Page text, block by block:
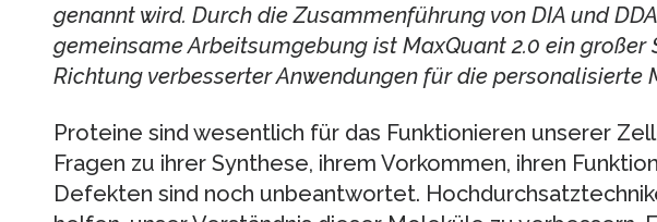
genannt wird. Durch die Zusammenführung von DIA und
gemeinsame Arbeitsumgebung ist MaxQuant 2.0 ein großer
Richtung verbesserter Anwendungen für die personalisierte
Proteine sind wesentlich für das Funktionieren unserer
Fragen zu ihrer Synthese, ihrem Vorkommen, ihren
Defekten sind noch unbeantwortet.